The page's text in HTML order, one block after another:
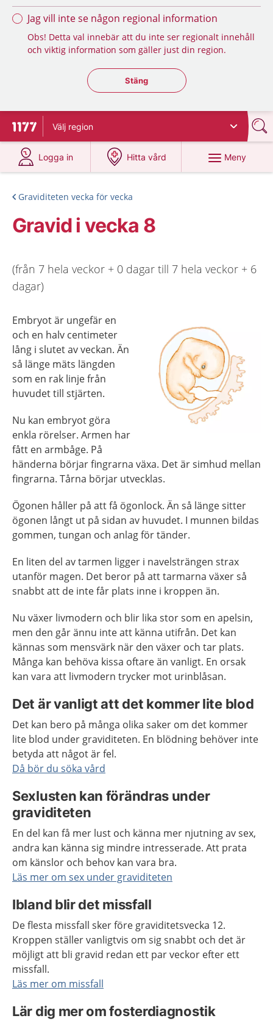
Jag vill inte se någon regional information
Obs! Detta val innebär att du inte ser regionalt innehåll
och viktig information som gäller just din region.
Stäng regionsväljaren
Stäng
Till startsidan för 1177
Välj region
Logga in
på 1177.se
Hitta vård
på 1177.se
Meny
Graviditeten vecka för vecka
Gravid i vecka 8
(från 7 hela veckor + 0 dagar till 7 hela veckor + 6
dagar)
Embryot är ungefär en
och en halv centimeter
lång i slutet av veckan. Än
så länge mäts längden
som en rak linje från
huvudet till stjärten.
Nu kan embryot göra
enkla rörelser. Armen har
fått en armbåge. På
händerna börjar fingrarna växa. Det är simhud mellan
fingrarna. Tårna börjar utvecklas.
Ögonen håller på att få ögonlock. Än så länge sitter
ögonen långt ut på sidan av huvudet. I munnen bildas
gommen, tungan och anlag för tänder.
En liten del av tarmen ligger i navelsträngen strax
utanför magen. Det beror på att tarmarna växer så
snabbt att de inte får plats inne i kroppen än.
Nu växer livmodern och blir lika stor som en apelsin,
men den går ännu inte att känna utifrån. Det kan
kännas som mensvärk när den växer och tar plats.
Många kan behöva kissa oftare än vanligt. En orsak
kan vara att livmodern trycker mot urinblåsan.
Det är vanligt att det kommer lite blod
Det kan bero på många olika saker om det kommer
lite blod under graviditeten. En blödning behöver inte
betyda att något är fel.
Då bör du söka vård
Sexlusten kan förändras under
graviditeten
En del kan få mer lust och känna mer njutning av sex,
andra kan känna sig mindre intresserade. Att prata
om känslor och behov kan vara bra.
Läs mer om sex under graviditeten
Ibland blir det missfall
De flesta missfall sker före graviditetsvecka 12.
Kroppen ställer vanligtvis om sig snabbt och det är
möjligt att bli gravid redan ett par veckor efter ett
missfall.
Läs mer om missfall
Lär dig mer om fosterdiagnostik